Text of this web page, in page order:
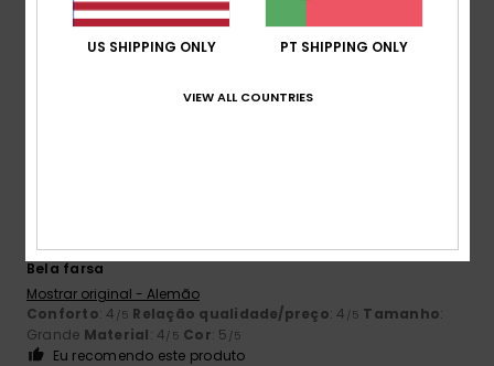
Mostrar original - Inglês
Tamanho perfeitoMaterial Cor : 5 /5
Desirée12. Junho 2026
Compra verificada
Bela farsa
Mostrar original - Alemão
Conforto: 4 /5 Relação qualidade/preço: 4 /5 Tamanho:
Grande Material: 4/5 Cor: 5 /5
Eu recomendo este produto
US SHIPPING ONLY PT SHIPPING ONLY
VIEW ALL COUNTRIES